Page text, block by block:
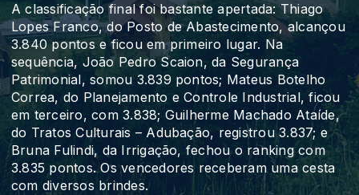
A classificação final foi bastante apertada: Thiago
Lopes Franco, do Posto de Abastecimento, alcançou
3.840 pontos e ficou em primeiro lugar. Na
sequência, João Pedro Scaion, da Segurança
Patrimonial, somou 3.839 pontos; Mateus Botelho
Correa, do Planejamento e Controle Industrial, ficou
em terceiro, com 3.838; Guilherme Machado Ataíde,
do Tratos Culturais – Adubação, registrou 3.837; e
Bruna Fulindi, da Irrigação, fechou o ranking com
3.835 pontos. Os vencedores receberam uma cesta
com diversos brindes.